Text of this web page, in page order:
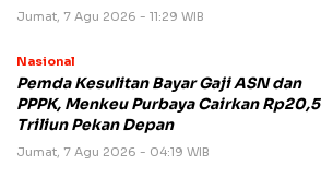
Jumat, 7 Agu 2026 - 11:29 WIB
Nasional
Pemda Kesulitan Bayar Gaji ASN dan
PPPK, Menkeu Purbaya Cairkan Rp20,5
Triliun Pekan Depan
Jumat, 7 Agu 2026 - 04:19 WIB